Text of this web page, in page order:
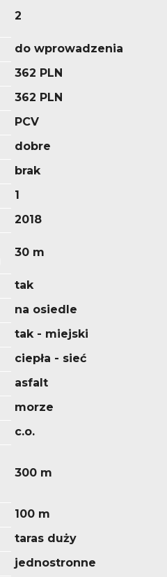
2
do wprowadzenia
362 PLN
362 PLN
PCV
dobre
brak
1
2018
30 m
tak
na osiedle
tak - miejski
ciepła - sieć
asfalt
morze
c.o.
300 m
100 m
taras duży
jednostronne